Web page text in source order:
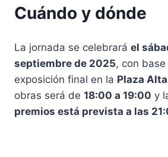
Cuándo y dónde
La jornada se celebrará el
septiembre de 2025, con
exposición final en la Plaza Alta
obras será de 18:00 a 19:00 y
premios está prevista a las